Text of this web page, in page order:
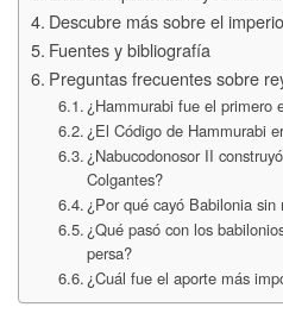
Descubre más sobre el
Fuentes y bibliografía
Preguntas frecuentes sobre
¿Hammurabi fue el primero
¿El Código de Hammurabi
¿Nabucodonosor II
Colgantes?
¿Por qué cayó Babilonia
¿Qué pasó con los
persa?
¿Cuál fue el aporte más